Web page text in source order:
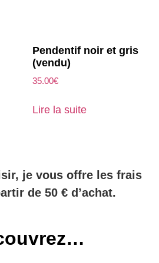
Pendentif noir et gris
(vendu)
35.00€
Lire la suite
je vous offre les frais
de 50 € d’achat.